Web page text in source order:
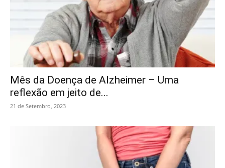
Mês da Doença de Alzheimer – Uma
reflexão em jeito de...
21 de Setembro, 2023